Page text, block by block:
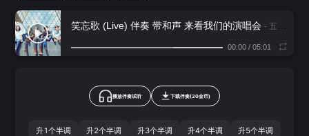
笑忘歌 (Live) 伴奏 带和声 来看我们的演唱会 - 五月天,刘若英,光良
00:00/ 05:01
播放伴奏试听 下载伴奏(20金币)
升1个半调 升2个半调 升3个半调 升4个半调 升5个半调